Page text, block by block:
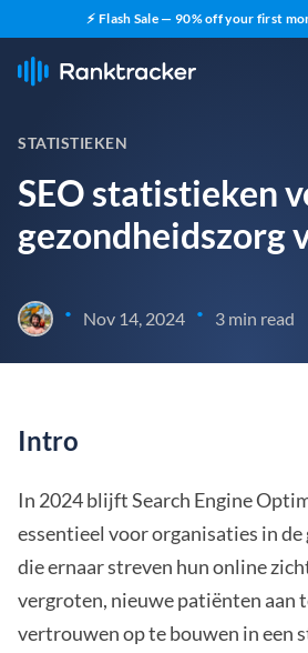
⚡ Flash Sale — 90% off your first
STATISTIEKEN
SEO statistieken
gezondheidszorg
• Nov 14, 2024 • 3 min read
Intro
In 2024 blijft Search Engine
essentieel voor organisaties in
die ernaar streven hun online
vergroten, nieuwe patiënten aan
vertrouwen op te bouwen in een